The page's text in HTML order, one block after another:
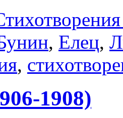
, Елец,
,
1908)